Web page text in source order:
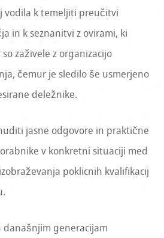
vodila k temeljiti preučitvi
in k seznanitvi z ovirami, ki
zaživele z organizacijo
čemur je sledilo še usmerjeno
deležnike.
jasne odgovore in praktične
v konkretni situaciji med
poklicnih kvalifikacij
generacijam